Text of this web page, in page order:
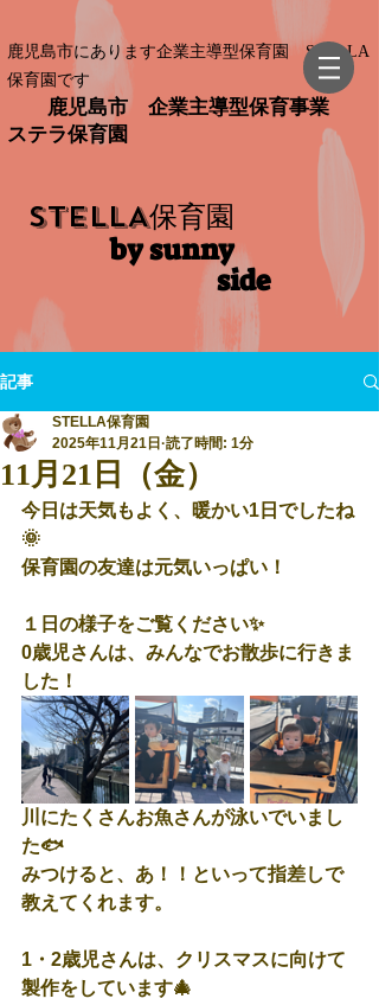
鹿児島市にあります企業主導型保育園 STELLA
保育園です
鹿児島市 企業主導型保育事業
ステラ保育園
STELLA保育園
by sunny
side​
記事
11月21日（金）
STELLA保育園
2025年11月21日 読了時間: 1分
今日は天気もよく、暖かい1日でしたね
🌞
保育園の友達は元気いっぱい！
１日の様子をご覧ください✨
0歳児さんは、みんなでお散歩に行きま
した！
川にたくさんお魚さんが泳いでいまし
た🐟
みつけると、あ！！といって指差しで
教えてくれます。
1・2歳児さんは、クリスマスに向けて
製作をしています🎄